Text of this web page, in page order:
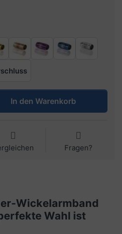
In den Warenkorb
Fragen?
Wickelarmband
Wahl ist